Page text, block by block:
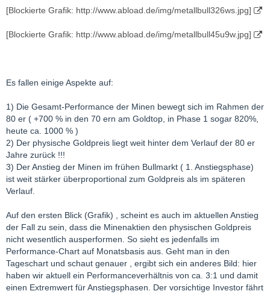
[Blockierte Grafik: http://www.abload.de/img/metallbull326ws.jpg]
[Blockierte Grafik: http://www.abload.de/img/metallbull45u9w.jpg]
Es fallen einige Aspekte auf:
1) Die Gesamt-Performance der Minen bewegt sich im Rahmen der
80 er ( +700 % in den 70 ern am Goldtop, in Phase 1 sogar 820%,
heute ca. 1000 % )
2) Der physische Goldpreis liegt weit hinter dem Verlauf der 80 er
Jahre zurück !!!
3) Der Anstieg der Minen im frühen Bullmarkt ( 1. Anstiegsphase)
ist weit stärker überproportional zum Goldpreis als im späteren
Verlauf.
Auf den ersten Blick (Grafik) , scheint es auch im aktuellen Anstieg
der Fall zu sein, dass die Minenaktien den physischen Goldpreis
nicht wesentlich ausperformen. So sieht es jedenfalls im
Performance-Chart auf Monatsbasis aus. Geht man in den
Tageschart und schaut genauer , ergibt sich ein anderes Bild: hier
haben wir aktuell ein Performanceverhältnis von ca. 3:1 und damit
einen Extremwert für Anstiegsphasen. Der vorsichtige Investor fährt